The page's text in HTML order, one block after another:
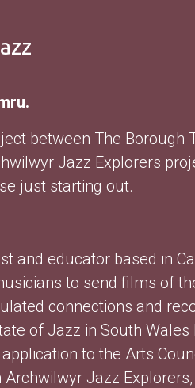
between The Borough
Jazz Explorers
just starting out.
and educator based in
to send films of
connections and
of Jazz in South Wales
to the Arts
Jazz